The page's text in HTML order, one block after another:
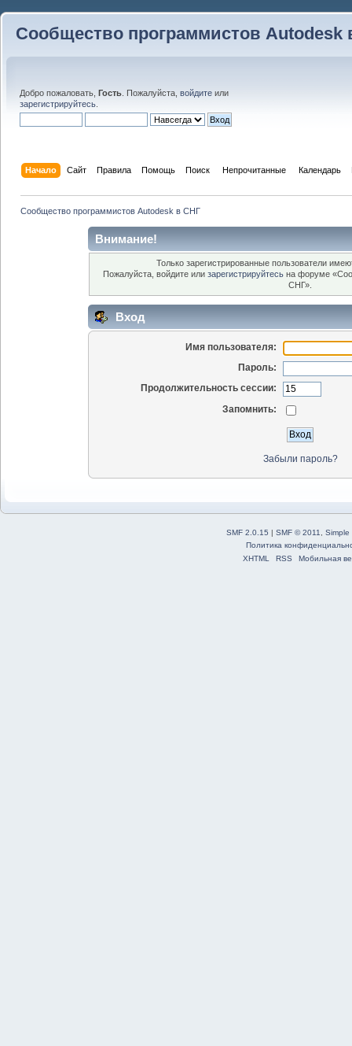
Сообщество программистов Autodesk
Добро пожаловать, Гость . Пожалуйста, войдите или
зарегистрируйтесь
Начало Сайт Правила Помощь Поиск Непрочитанные Календарь
Сообщество программистов Autodesk в СНГ
Внимание!
Только зарегистрированные пользователи
Пожалуйста, войдите или зарегистрируйтесь на форуме
СНГ».
Вход
Имя пользователя:
Пароль:
Продолжительность сессии:
Запомнить:
Забыли пароль?
SMF 2.0.15 | SMF © 2011
Simple
Политика
XHTML
RSS Мобильная